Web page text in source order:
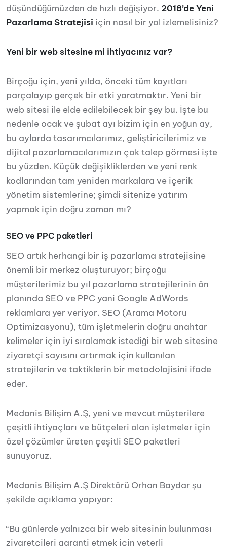
düşündüğümüzden de hızlı değişiyor. 2018’de Yeni
Pazarlama Stratejisi için nasıl bir yol izlemelisiniz?
Yeni bir web sitesine mi ihtiyacınız var?
Birçoğu için, yeni yılda, önceki tüm kayıtları
parçalayıp gerçek bir etki yaratmaktır. Yeni bir
web sitesi ile elde edilebilecek bir şey bu. İşte bu
nedenle ocak ve şubat ayı bizim için en yoğun ay,
bu aylarda tasarımcılarımız, geliştiricilerimiz ve
dijital pazarlamacılarımızın çok talep görmesi işte
bu yüzden. Küçük değişikliklerden ve yeni renk
kodlarından tam yeniden markalara ve içerik
yönetim sistemlerine; şimdi sitenize yatırım
yapmak için doğru zaman mı?
SEO ve PPC paketleri
SEO artık herhangi bir iş pazarlama stratejisine
önemli bir merkez oluşturuyor; birçoğu
müşterilerimiz bu yıl pazarlama stratejilerinin ön
planında SEO ve PPC yani Google AdWords
reklamlara yer veriyor. SEO (Arama Motoru
Optimizasyonu), tüm işletmelerin doğru anahtar
kelimeler için iyi sıralamak istediği bir web sitesine
ziyaretçi sayısını artırmak için kullanılan
stratejilerin ve taktiklerin bir metodolojisini ifade
eder.
Medanis Bilişim A.Ş, yeni ve mevcut müşterilere
çeşitli ihtiyaçları ve bütçeleri olan işletmeler için
özel çözümler üreten çeşitli SEO paketleri
sunuyoruz.
Medanis Bilişim A.Ş Direktörü Orhan Baydar şu
şekilde açıklama yapıyor:
“Bu günlerde yalnızca bir web sitesinin bulunması
ziyaretçileri garanti etmek için yeterli